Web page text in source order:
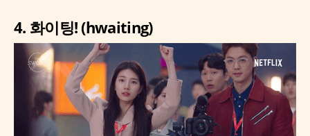
4. 화이팅! (hwaiting)